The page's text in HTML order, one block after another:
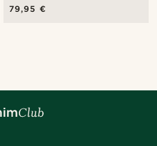
79,95 €